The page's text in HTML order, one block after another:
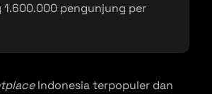
pengunjung per
Indonesia terpopuler dan